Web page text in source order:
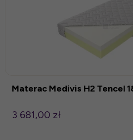
Materac Medivis H2 Tencel
3 681,00 zł